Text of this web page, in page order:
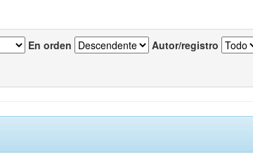
En orden Autor/registro